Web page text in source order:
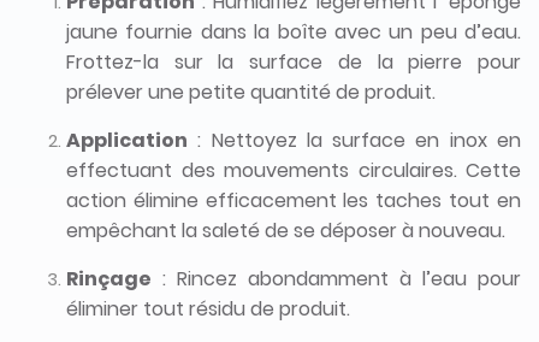
jaune fournie dans la boîte avec un peu d’eau.
Frottez-la sur la surface de la pierre pour
prélever une petite quantité de produit.
Application : Nettoyez la surface en inox en
effectuant des mouvements circulaires. Cette
action élimine efficacement les taches tout en
empêchant la saleté de se déposer à nouveau.
Rinçage : Rincez abondamment à l’eau pour
éliminer tout résidu de produit.